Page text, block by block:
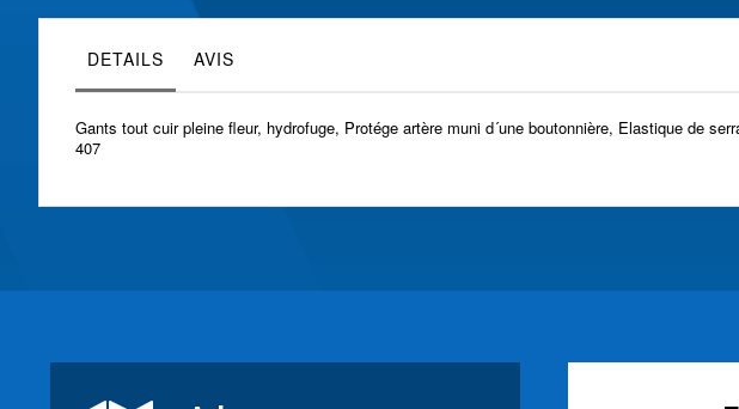
the
galleryDETAILS
Gants tout cuir pleine fleur, hydrofuge, Protége artère muni d´une boutonnière, Elastique de
407
AVIS